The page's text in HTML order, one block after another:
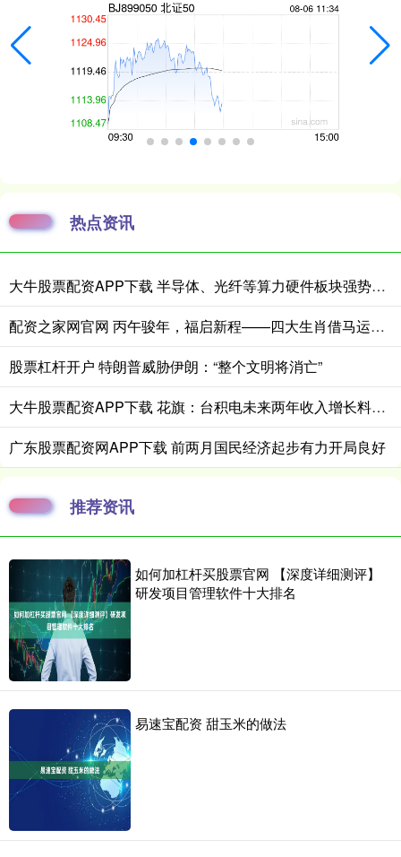
热点资讯
大牛股票配资APP下载 半导体、光纤等算力硬件板块强势上涨，科创50指数走出“反包阳”，科创50ETF易方达（588080）交投活跃
配资之家网官网 丙午骏年，福启新程——四大生肖借马运，赴富贵，伴清欢
股票杠杆开户 特朗普威胁伊朗：“整个文明将消亡”
大牛股票配资APP下载 花旗：台积电未来两年收入增长料将更为强劲
广东股票配资网APP下载 前两月国民经济起步有力开局良好
推荐资讯
如何加杠杆买股票官网 【深度详细测评】
研发项目管理软件十大排名
易速宝配资 甜玉米的做法